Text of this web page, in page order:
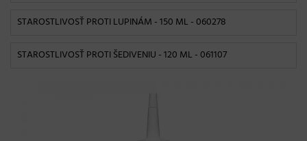
STAROSTLIVOSŤ PROTI LUPINÁM - 150 ML - 060278
STAROSTLIVOSŤ PROTI ŠEDIVENIU - 120 ML - 061107